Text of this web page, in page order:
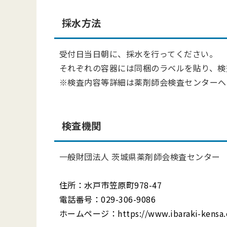
採水方法
受付日当日朝に、採水を行ってください。
それぞれの容器には同梱のラベルを貼り、
※検査内容等詳細は薬剤師会検査センター
検査機関
一般財団法人 茨城県薬剤師会検査センター
住所：水戸市笠原町978-47
電話番号：029-306-9086
ホームページ： https://www.ibaraki-